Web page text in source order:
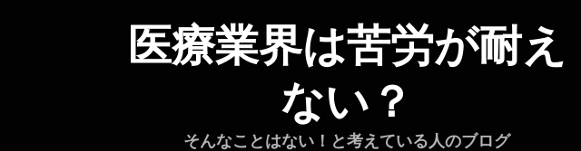
医療業界は苦労が耐え
ない？
そんなことはない！と考えている人のブログ